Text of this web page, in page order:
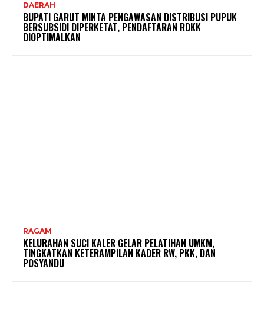
DAERAH
BUPATI GARUT MINTA PENGAWASAN DISTRIBUSI PUPUK
BERSUBSIDI DIPERKETAT, PENDAFTARAN RDKK
DIOPTIMALKAN
RAGAM
KELURAHAN SUCI KALER GELAR PELATIHAN UMKM,
TINGKATKAN KETERAMPILAN KADER RW, PKK, DAN
POSYANDU